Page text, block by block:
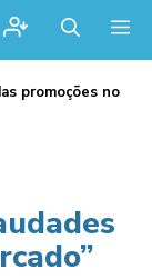
promoções no